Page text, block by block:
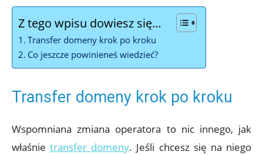
Z tego wpisu dowiesz się…
Transfer domeny krok po kroku
Co jeszcze powinieneś wiedzieć?
Transfer domeny krok po kroku
Wspomniana zmiana operatora to nic innego, jak
właśnietransfer domeny. Jeśli chcesz się na niego